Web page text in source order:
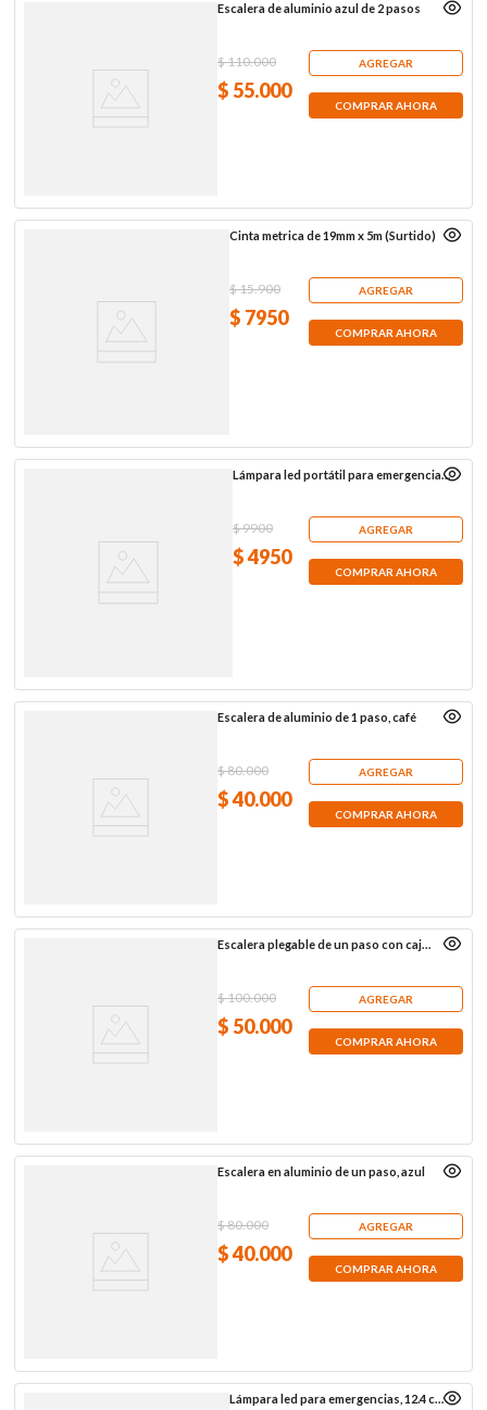
Escalera de aluminio azul de 2 pasos
$110.000
$ 55.000
AGREGAR
COMPRAR AHORA
Cinta metrica de 19mm x 5m (Surtido)
$15.900
$ 7950
AGREGAR
COMPRAR AHORA
Lámpara led portátil para emergencias,
$9900
$4950
AGREGAR
COMPRAR AHORA
Escalera de aluminio de 1 paso, café
$80.000
$40.000
AGREGAR
COMPRAR AHORA
Escalera plegable de un paso con caja
$100.000
$ 50.000
AGREGAR
COMPRAR AHORA
Escalera en aluminio de un paso, azul
$80.000
$40.000
AGREGAR
COMPRAR AHORA
Lámpara led para emergencias, 12.4 cm,